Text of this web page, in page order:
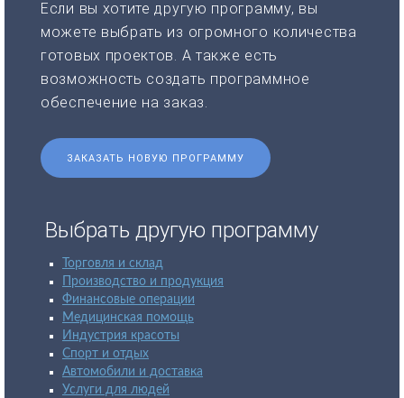
Если вы хотите другую программу, вы
можете выбрать из огромного количества
готовых проектов. А также есть
возможность создать программное
обеспечение на заказ.
ЗАКАЗАТЬ НОВУЮ ПРОГРАММУ
Выбрать другую программу
Торговля и склад
Производство и продукция
Финансовые операции
Медицинская помощь
Индустрия красоты
Спорт и отдых
Автомобили и доставка
Услуги для людей